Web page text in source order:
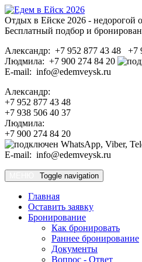
Отдых в Ейске 2026 - недорогой
Бесплатный подбор и
Александр: +7 952 877 43 48 +7
Людмила: +7 900 274 84 20
E-mail: info@edemveysk.ru
Александр:
+7 952 877 43 48
+7 938 506 40 37
Людмила:
+7 900 274 84 20
E-mail: info@edemveysk.ru
Toggle navigation
Главная
Оставить заявку
Бронирование
Как бронировать
Раннее бронирование
Документы
Вопрос - Ответ